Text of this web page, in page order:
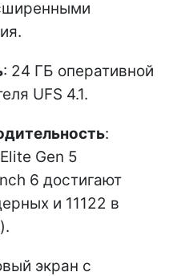
: 24 ГБ оперативной
UFS 4.1.
:
Gen 5
6 достигают
и 11122 в
экран с